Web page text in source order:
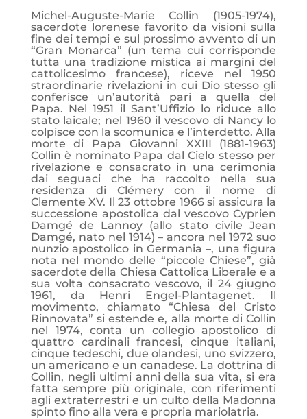
Michel-Auguste-Marie Collin (1905-1974),
sacerdote lorenese favorito da visioni sulla
fine dei tempi e sul prossimo avvento di un
“Gran Monarca” (un tema cui corrisponde
tutta una tradizione mistica ai margini del
cattolicesimo francese), riceve nel 1950
straordinarie rivelazioni in cui Dio stesso gli
conferisce un’autorità pari a quella del
Papa. Nel 1951 ilSant’Uffizio lo riduce allo
stato laicale; nel 1960 il vescovo di Nancy lo
colpisce con la scomunica e l’interdetto. Alla
morte di Papa Giovanni XXIII (1881-1963)
Collin è nominato Papa dal Cielo stesso per
rivelazione e consacrato in una cerimonia
dai seguaci che ha raccolto nella sua
residenza di Clémery con il nome di
Clemente XV. Il 23 ottobre 1966 si assicura la
successione apostolica dal vescovo Cyprien
Damgé de Lannoy (allo stato civile Jean
Damgé, nato nel 1914) – ancora nel 1972 suo
nunzio apostolico in Germania –, una figura
nota nel mondo delle “piccole Chiese”, già
sacerdote della Chiesa Cattolica Liberale e a
sua volta consacrato vescovo, il 24 giugno
1961, da Henri Engel-Plantagenet. Il
movimento, chiamato “Chiesa del Cristo
Rinnovata” si estende e, alla morte di Collin
nel 1974, conta un collegio apostolico di
quattro cardinali francesi, cinque italiani,
cinque tedeschi, due olandesi, uno svizzero,
un americano e un canadese. La dottrina di
Collin, negli ultimi anni della sua vita, si era
fatta sempre più originale, con riferimenti
agli extraterrestri e un culto della Madonna
spinto fino alla vera e propria mariolatria.